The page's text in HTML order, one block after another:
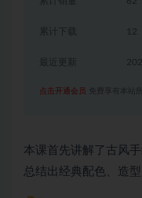
累计下载 12
点击开通会员 免费享有本站
本课首先讲解了古风
总结出经典配色、造